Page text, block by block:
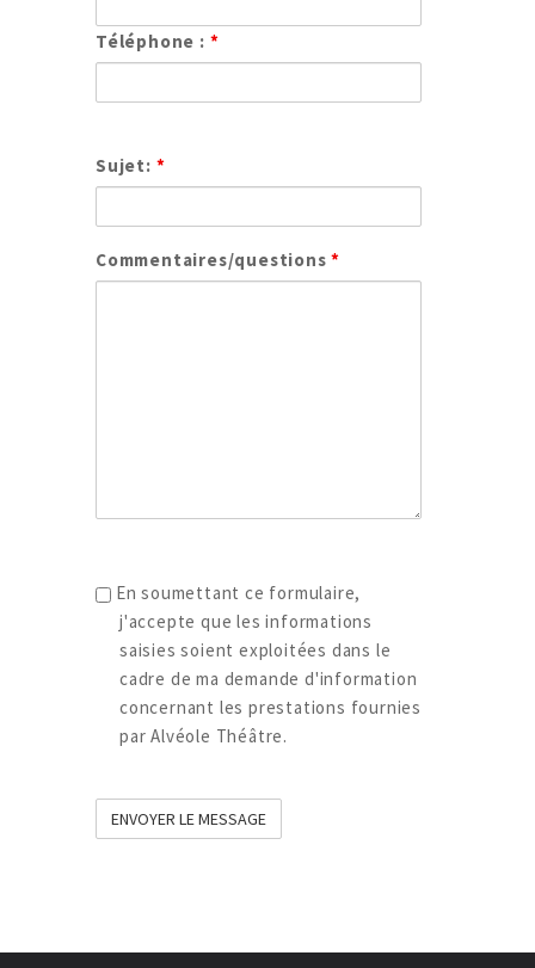
Téléphone : *
Sujet: *
Commentaires/questions*
Acceptation
RGPD
En soumettant ce formulaire,
j'accepte que les informations
saisies soient exploitées dans le
cadre de ma demande d'information
concernant les prestations fournies
par Alvéole Théâtre.